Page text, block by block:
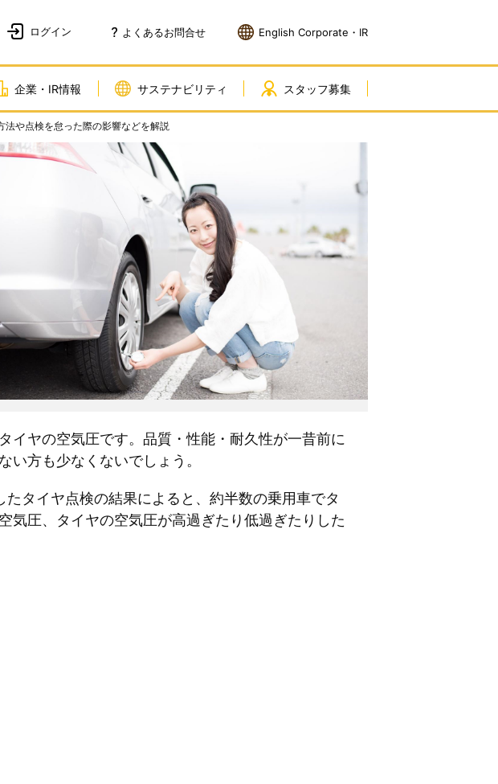
よくあるお問合せ English Corporate・IR
企業・IR情報 サステナビリティ スタッフ募集
や点検を怠った際の影響などを解説
イヤの空気圧です。品質・性能・耐久性が一昔前に
い方も少なくないでしょう。
タイヤ点検の結果によると、約半数の乗用車でタ
気圧、タイヤの空気圧が高過ぎたり低過ぎたりした